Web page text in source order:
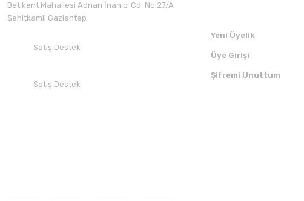
Batıkent Mahallesi Adnan İnanıcı Cd. No:27/A
Şehitkamil Gaziantep
Satış Destek
Satış Destek
Yeni Üyelik
Üye Girişi
Şifremi Unuttum